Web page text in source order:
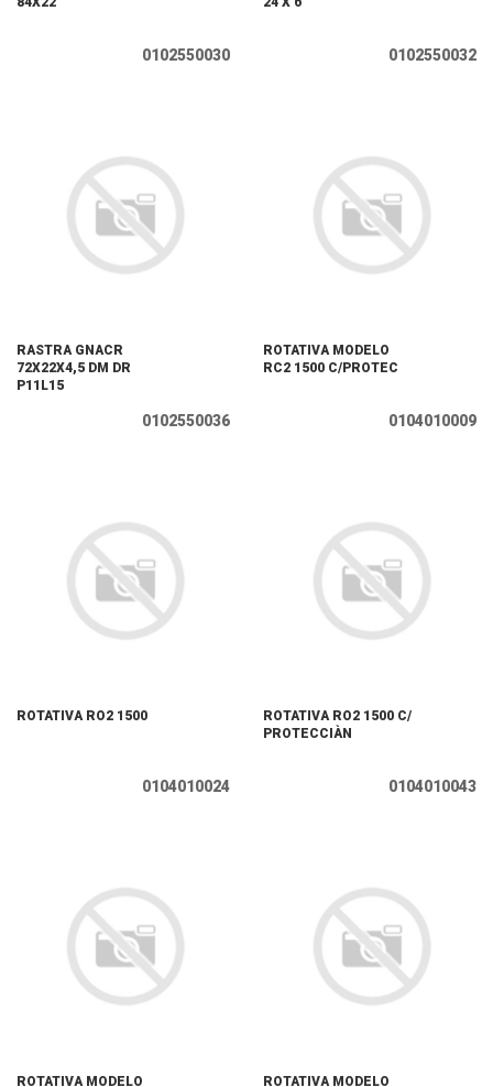
0102550030 0102550032
RASTRA GNACR
72X22X4,5 DM DR
P11L15
0102550036
ROTATIVA MODELO
RC2 1500 C/PROTEC
0104010009
ROTATIVA RO2 1500
0104010024
ROTATIVA RO2 1500 C/
PROTECCIÀN
0104010043
ROTATIVA MODELO
ROTATIVA MODELO